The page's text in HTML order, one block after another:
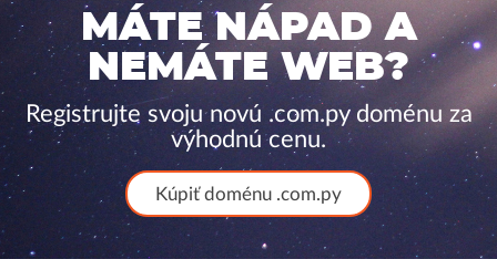
MÁTE NÁPAD A
NEMÁTE WEB?
Registrujte svoju novú .com.py doménu za
výhodnú cenu.
Kúpiť doménu .com.py